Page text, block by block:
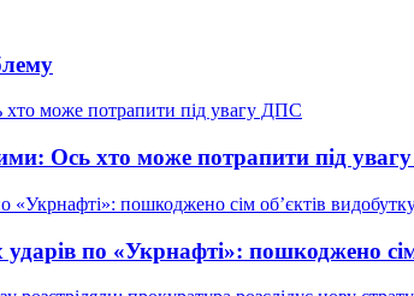
Ось хто може потрапити під
по «Укрнафті»: пошкоджено